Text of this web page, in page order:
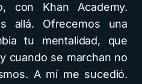
con Khan Academy.
allá. Ofrecemos una
tu mentalidad, que
cuando se marchan no
A mí me sucedió.